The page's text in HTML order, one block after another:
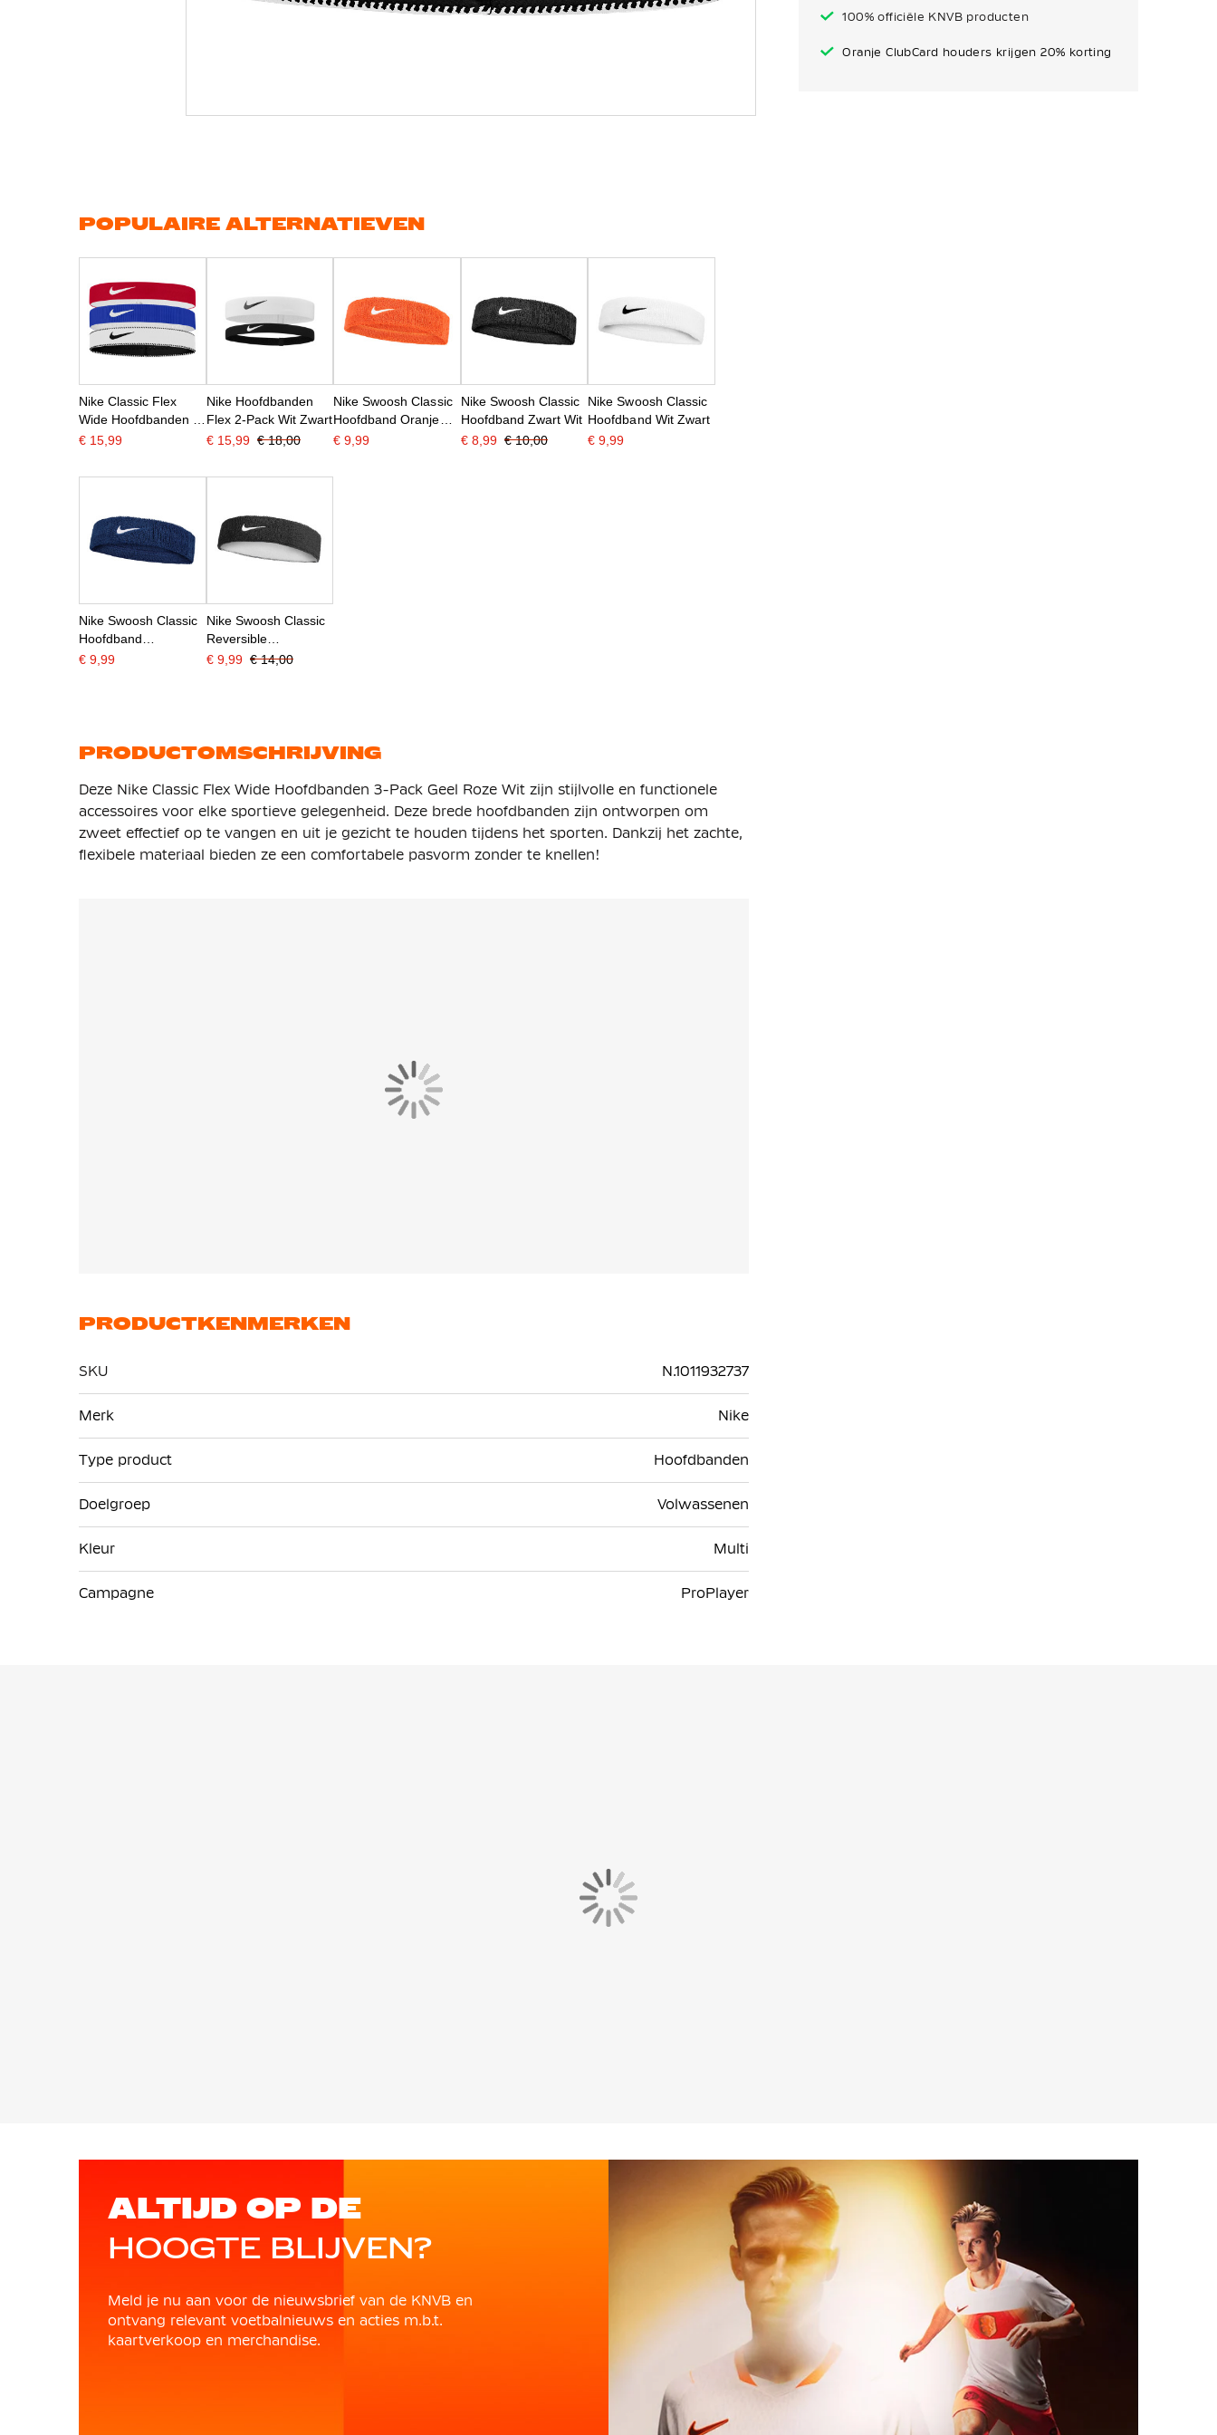
gallerij
100% officiële KNVB producten
Oranje ClubCard houders krijgen 20% korting
POPULAIRE ALTERNATIEVEN
Nike Classic Flex
Wide Hoofdbanden 3-
Pack Rood Blauw Wit
€ 15,99
Nike Hoofdbanden
Flex 2-Pack Wit Zwart
€ 15,99 € 18,00
Nike Swoosh Classic
Hoofdband Oranje
Wit
€ 9,99
Nike Swoosh Classic
Hoofdband Zwart Wit
€ 8,99 € 10,00
Nike Swoosh Classic
Hoofdband Wit Zwart
€ 9,99
Nike Swoosh Classic
Hoofdband
Donkerblauw Wit
€ 9,99
Nike Swoosh Classic
Reversible
Hoofdband Zwart Wit
€ 9,99 € 14,00
PRODUCTOMSCHRIJVING
Deze Nike Classic Flex Wide Hoofdbanden 3-Pack Geel Roze Wit zijn stijlvolle en functionele
accessoires voor elke sportieve gelegenheid. Deze brede hoofdbanden zijn ontworpen om
zweet effectief op te vangen en uit je gezicht te houden tijdens het sporten. Dankzij het zachte,
flexibele materiaal bieden ze een comfortabele pasvorm zonder te knellen!
PRODUCTKENMERKEN
SKU
N.1011932737
informatie
Merk Nike
Type product Hoofdbanden
Doelgroep Volwassenen
Kleur Multi
Campagne ProPlayer
ALTIJD OP DE
HOOGTE BLIJVEN?
Meld je nu aan voor de nieuwsbrief van de KNVB en
ontvang relevant voetbalnieuws en acties m.b.t.
kaartverkoop en merchandise.